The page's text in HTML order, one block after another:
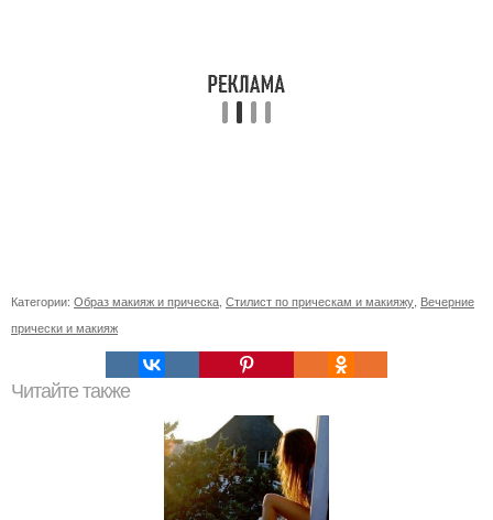
Категории: Образ макияж и прическа, Стилист по прическам и макияжу, Вечерние
прически и макияж
Читайте также